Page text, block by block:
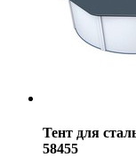
Тент для
58455